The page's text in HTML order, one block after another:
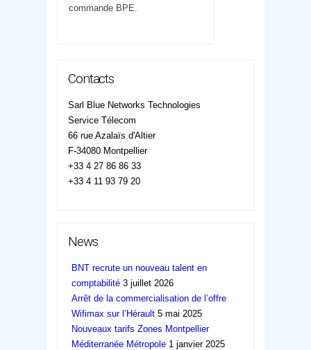
commande BPE.
Contacts
Sarl Blue Networks Technologies
Service Télecom
66 rue Azalaïs d'Altier
F-34080 Montpellier
+33 4 27 86 86 33
+33 4 11 93 79 20
News
BNT recrute un nouveau talent en
comptabilité 3 juillet 2026
Arrêt de la commercialisation de l’offre
Wifimax sur l’Hérault 5 mai 2025
Nouveaux tarifs Zones Montpellier
Méditerranée Métropole 1 janvier 2025